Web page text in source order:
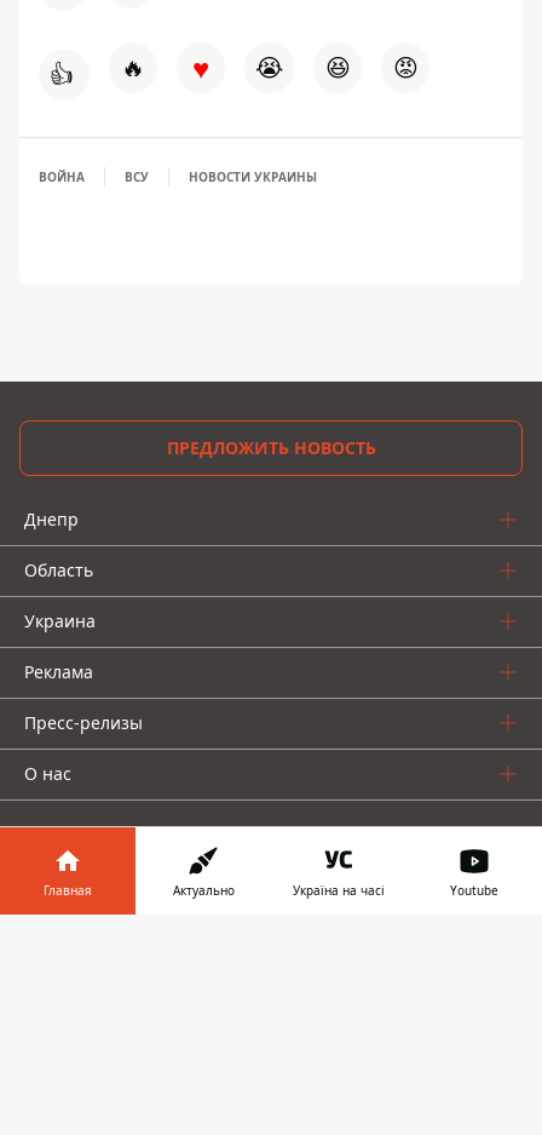
👍 🔥 ♥ 😭 😆 😡
ВОЙНА ВСУ НОВОСТИ УКРАИНЫ
ПРЕДЛОЖИТЬ НОВОСТЬ
Днепр
Область
Украина
Реклама
Пресс-релизы
О нас
Главная Актуально Україна на часі Youtube